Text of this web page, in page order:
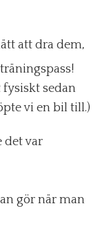
att dra dem,
fysiskt sedan
vi en bil till.)
det var
gör när man